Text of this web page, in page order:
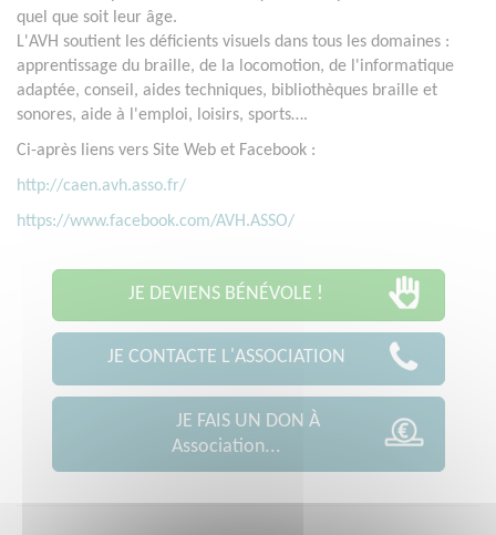
quel que soit leur âge.
L'AVH soutient les déficients visuels dans tous les domaines :
apprentissage du braille, de la locomotion, de l'informatique
adaptée, conseil, aides techniques, bibliothèques braille et
sonores, aide à l'emploi, loisirs, sports….
Ci-après liens vers Site Web et Facebook :
http://caen.avh.asso.fr/
https://www.facebook.com/AVH.ASSO/
JE DEVIENS BÉNÉVOLE !
JE CONTACTE L'ASSOCIATION
JE FAIS UN DON À
Association...